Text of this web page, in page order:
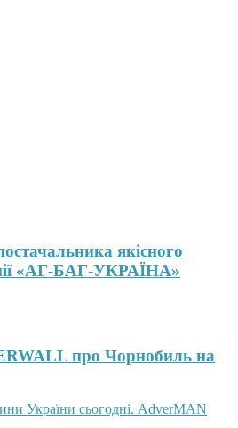
якісного
«АГ-БАГ-УКРАЇНА»
про Чорнобиль на